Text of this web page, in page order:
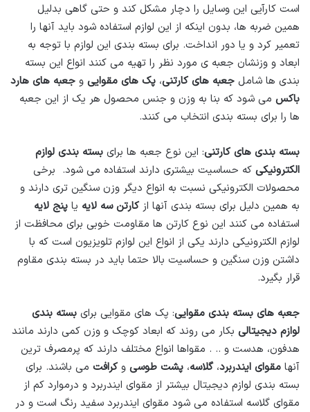
است کارآیی این وسایل را دچار مشکل کند و حتی گاهی بدلیل
همین ضربه ها، بدون اینکه از این لوازم استفاده شود باید آنها را
تعمیر کرد و یا دور انداخت. برای بسته بندی این لوازم با توجه به
ابعاد و وزنشان جعبه ی مورد نظر را تهیه می کنند انواع این بسته
بندی ها شامل جعبه های کارتنی، پک های مقوایی و جعبه های هارد
باکس می شود که بنا به وزن و جنس محصول هر یک از این جعبه
ها را برای بسته بندی انتخاب می کنند.
بسته بندی های کارتنی: این نوع جعبه ها برای بسته بندی لوازم
الکترونیکی که حساسیت بیشتری دارند استفاده می شود. برخی
محصولات الکترونیکی نسبت به انواع دیگر وزن سنگین تری دارند و
به همین دلیل برای بسته بندی آنها از کارتن سه لایه یا پنج لایه
استفاده می کنند این نوع کارتن ها مقاومت خوبی برای محافظت از
لوازم الکترونیکی دارند یکی از انواع این لوازم تلویزیون است که با
داشتن وزن سنگین و حساسیت بالا حتما باید در بسته بندی مقاوم
قرار بگیرد.
جعبه های بسته بندی مقوایی: پک های مقوایی برای بسته بندی
لوازم دیجیتالی بکار می روند که ابعاد کوچک و وزن کمی دارند مانند
هدفون، هدست و .. . مقواها انواع مختلف دارند که پرمصرف ترین
آنها مقوای ایندربرد،گلاسه، پشت طوسی و کرافت می باشند. برای
بسته بندی لوازم دیجیتال بیشتر از مقوای ایندربرد و درموارد کم از
مقوای گلاسه استفاده می شود مقوای ایندربرد سفید رنگ است و در